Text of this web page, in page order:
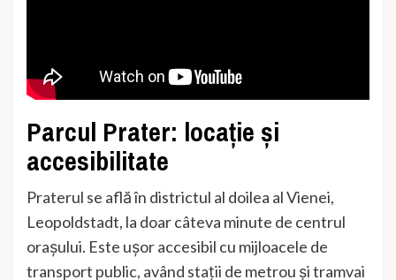
Parcul Prater: locație și
accesibilitate
Praterul se află în districtul al doilea al Vienei,
Leopoldstadt, la doar câteva minute de centrul
orașului. Este ușor accesibil cu mijloacele de
transport public, având stații de metrou și tramvai